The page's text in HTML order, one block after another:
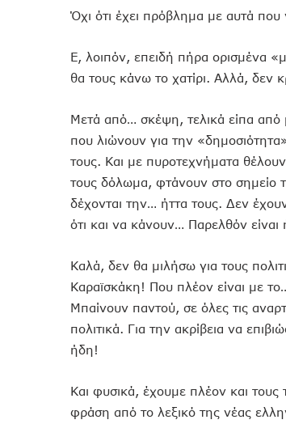
Όχι ότι έχει πρόβλημα με αυτά
Ε, λοιπόν, επειδή πήρα ορισμένα
θα τους κάνω το χατίρι. Αλλά, δεν
Μετά από… σκέψη, τελικά είπα
που λιώνουν για την
τους. Και με πυροτεχνήματα
τους δόλωμα, φτάνουν στο σημείο
δέχονται την… ήττα τους. Δεν
ότι και να κάνουν… Παρελθόν είναι
Καλά, δεν θα μιλήσω για τους
Καραϊσκάκη! Που πλέον είναι με
Μπαίνουν παντού, σε όλες τις
πολιτικά. Για την ακρίβεια να
ήδη!
Και φυσικά, έχουμε πλέον και
φράση από το λεξικό της νέας